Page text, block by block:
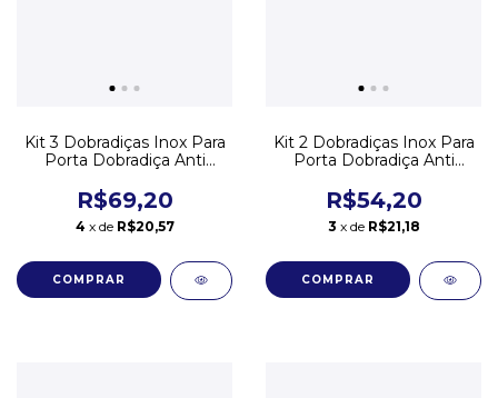
Kit 3 Dobradiças Inox Para
Porta Dobradiça Anti
R$69,20
4 x de R$20,57
Kit 2 Dobradiças Inox Para
Porta Dobradiça Anti
R$54,20
3 x de R$21,18